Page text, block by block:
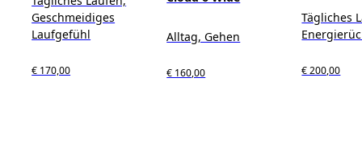
Geschmeidiges
Laufgefühl
€ 170,00
Alltag, Gehen
€ 160,00
Tägliches
€ 200,00